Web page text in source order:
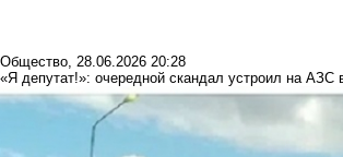
Общество, 28.06.2026 20:28
«Я депутат!»: очередной скандал устроил на АЗС